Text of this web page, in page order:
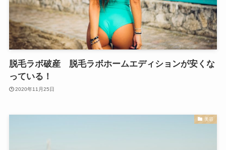
脱毛ラボ破産 脱毛ラボホームエディションが安くな
っている！
2020年11月25日
美容